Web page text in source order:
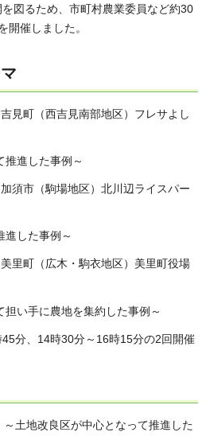
図るため、市町村農業委員など約30
開催しました。
見町（西吉見南部地区）フレサよし
推進した事例～
須市（駒場地区）北川辺ライスパー
進した事例～
里町（広木・駒衣地区）美里町役場
担い手に農地を集約した事例～
分、14時30分～16時15分の2回開催
土地改良区が中心となって推進した